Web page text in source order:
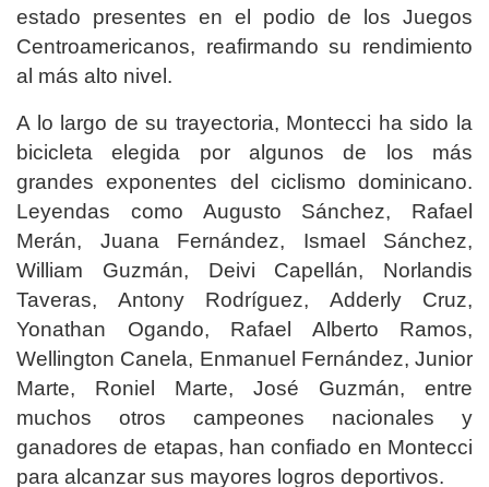
estado presentes en el podio de los Juegos
Centroamericanos, reafirmando su rendimiento
al más alto nivel.
A lo largo de su trayectoria, Montecci ha sido la
bicicleta elegida por algunos de los más
grandes exponentes del ciclismo dominicano.
Leyendas como Augusto Sánchez, Rafael
Merán, Juana Fernández, Ismael Sánchez,
William Guzmán, Deivi Capellán, Norlandis
Taveras, Antony Rodríguez, Adderly Cruz,
Yonathan Ogando, Rafael Alberto Ramos,
Wellington Canela, Enmanuel Fernández, Junior
Marte, Roniel Marte, José Guzmán, entre
muchos otros campeones nacionales y
ganadores de etapas, han confiado en Montecci
para alcanzar sus mayores logros deportivos.